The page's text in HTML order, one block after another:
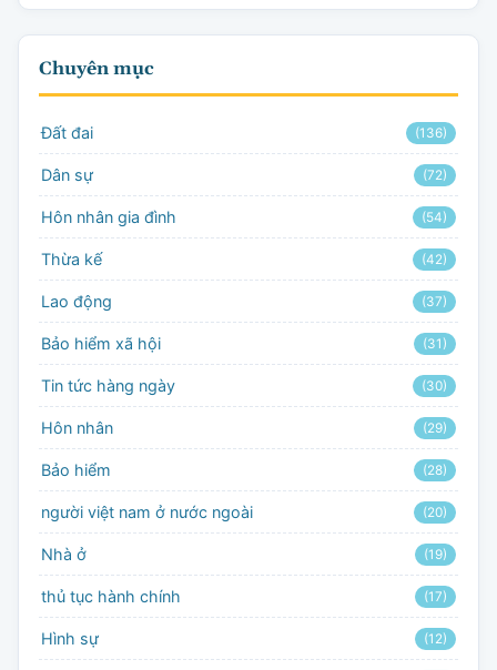
Chuyên mục
Đất đai (136)
Dân sự (72)
Hôn nhân gia đình (54)
Thừa kế (42)
Lao động (37)
Bảo hiểm xã hội (31)
Tin tức hàng ngày (30)
Hôn nhân (29)
Bảo hiểm (28)
người việt nam ở nước ngoài (20)
Nhà ở (19)
thủ tục hành chính (17)
Hình sự (12)